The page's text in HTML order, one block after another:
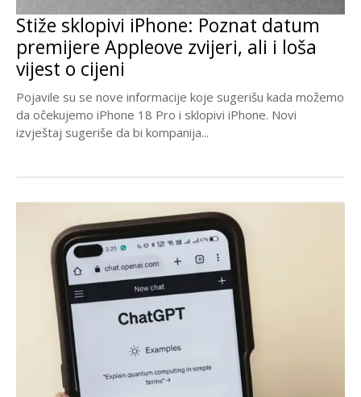
Stiže sklopivi iPhone: Poznat datum
premijere Appleove zvijeri, ali i loša
vijest o cijeni
Pojavile su se nove informacije koje sugerišu kada možemo
da očekujemo iPhone 18 Pro i sklopivi iPhone. Novi
izvještaj sugeriše da bi kompanija...